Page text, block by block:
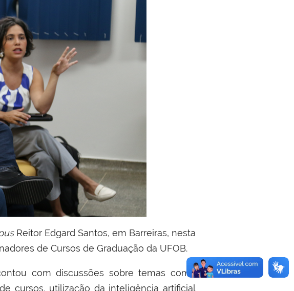
Reitor Edgard Santos, em Barreiras, nesta
de Cursos de Graduação da UFOB.
com discussões sobre temas como
cursos, utilização da inteligência artificial